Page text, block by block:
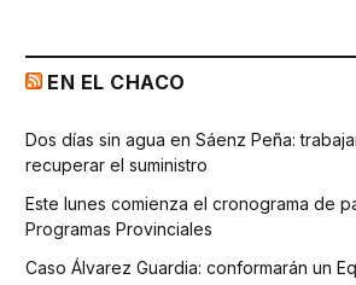
EN EL CHACO
Dos días sin agua en Sáenz Peña:
recuperar el suministro
Este lunes comienza el cronograma de
Programas Provinciales
Caso Álvarez Guardia: conformarán un